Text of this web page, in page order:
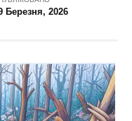
Березня, 2026